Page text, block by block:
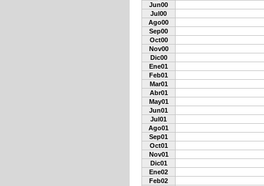
Jun00
Jul00
Ago00
Sep00
Oct00
Nov00
Dic00
Ene01
Feb01
Mar01
Abr01
May01
Jun01
Jul01
Ago01
Sep01
Oct01
Nov01
Dic01
Ene02
Feb02